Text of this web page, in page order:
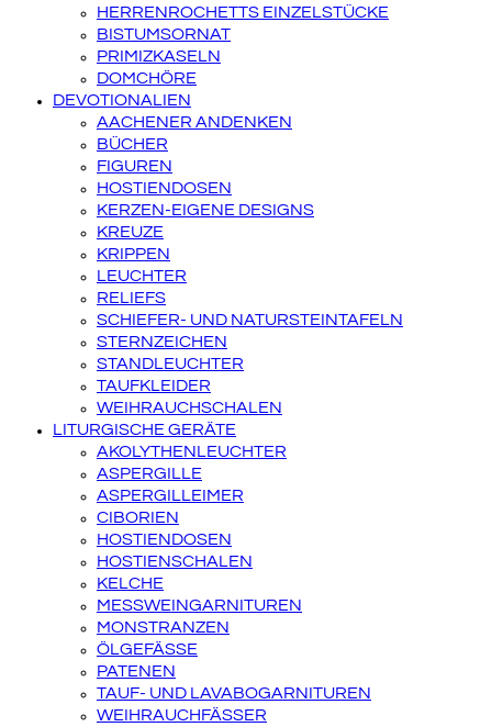
HERRENROCHETTS EINZELSTÜCKE
BISTUMSORNAT
PRIMIZKASELN
DOMCHÖRE
DEVOTIONALIEN
AACHENER ANDENKEN
BÜCHER
FIGUREN
HOSTIENDOSEN
KERZEN-EIGENE DESIGNS
KREUZE
KRIPPEN
LEUCHTER
RELIEFS
SCHIEFER- UND NATURSTEINTAFELN
STERNZEICHEN
STANDLEUCHTER
TAUFKLEIDER
WEIHRAUCHSCHALEN
LITURGISCHE GERÄTE
AKOLYTHENLEUCHTER
ASPERGILLE
ASPERGILLEIMER
CIBORIEN
HOSTIENDOSEN
HOSTIENSCHALEN
KELCHE
MESSWEINGARNITUREN
MONSTRANZEN
ÖLGEFÄSSE
PATENEN
TAUF- UND LAVABOGARNITUREN
WEIHRAUCHFÄSSER